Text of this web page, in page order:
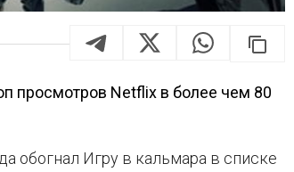
просмотров Netflix в более чем 80
обогнал Игру в кальмара в списке